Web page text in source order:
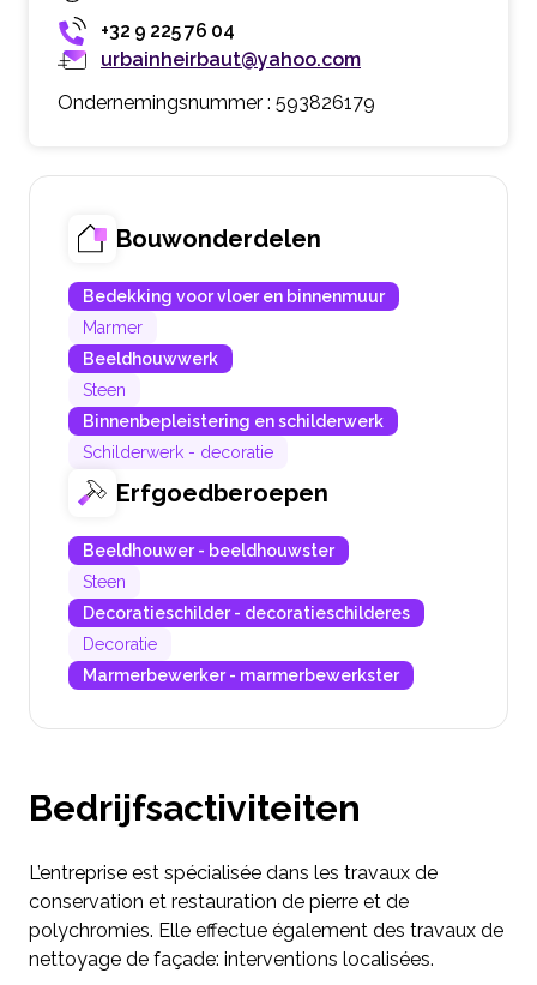
+32 9 225 76 04
urbainheirbaut@yahoo.com
Ondernemingsnummer : 593826179
Bouwonderdelen
Bedekking voor vloer en binnenmuur
Marmer
Beeldhouwwerk
Steen
Binnenbepleistering en schilderwerk
Schilderwerk - decoratie
Erfgoedberoepen
Beeldhouwer - beeldhouwster
Steen
Decoratieschilder - decoratieschilderes
Decoratie
Marmerbewerker - marmerbewerkster
Bedrijfsactiviteiten
L’entreprise est spécialisée dans les travaux de
conservation et restauration de pierre et de
polychromies. Elle effectue également des travaux de
nettoyage de façade: interventions localisées.